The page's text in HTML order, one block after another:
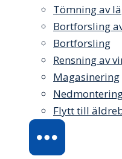
Tömning av
Bortforsling
Bortforsling
Rensning av
Magasinering
Flytt till